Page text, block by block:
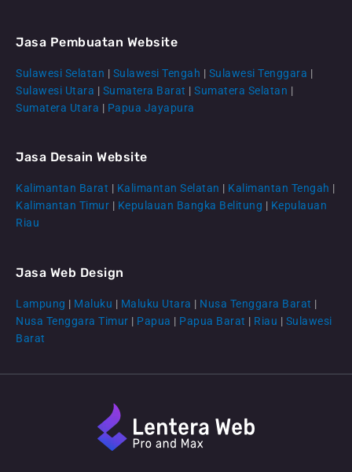
CS Lenteraweb
Jasa Pembuatan Website
Sulawesi Selatan | Sulawesi Tengah | Sulawesi Tenggara |
Sulawesi Utara | Sumatera Barat | Sumatera Selatan |
Sumatera Utara | Papua Jayapura
Jasa Desain Website
Kalimantan Barat | Kalimantan Selatan | Kalimantan Tengah |
Kalimantan Timur | Kepulauan Bangka Belitung | Kepulauan
Riau
Jasa Web Design
Lampung | Maluku | Maluku Utara | Nusa Tenggara Barat |
Nusa Tenggara Timur | Papua | Papua Barat | Riau | Sulawesi
Barat